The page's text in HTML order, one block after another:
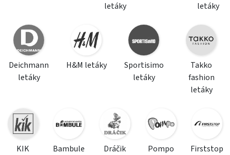
letáky
letáky
Deichmann
letáky
H&M letáky
Sportisimo
letáky
Takko
fashion
letáky
KIK
Bambule
Dráčik
Pompo
Firststop